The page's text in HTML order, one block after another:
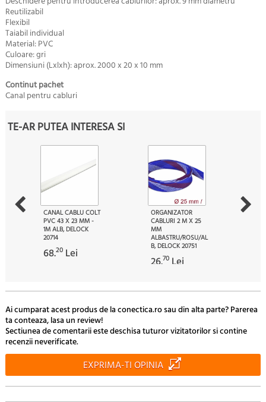
Reutilizabil
Flexibil
Taiabil individual
Material: PVC
Culoare: gri
Dimensiuni (Lxlxh): aprox. 2000 x 20 x 10 mm
Continut pachet
Canal pentru cabluri
TE-AR PUTEA INTERESA SI
CANAL CABLU COLT
PVC 43 X 23 MM -
1M ALB, DELOCK
20714
68.20 Lei
ORGANIZATOR
CABLURI 2 M X 25
MM
ALBASTRU/ROSU/AL
B, DELOCK 20751
26.70 Lei
Ai cumparat acest produs de la conectica.ro sau din alta parte? Parerea
ta conteaza, lasa un review!
Sectiunea de comentarii este deschisa tuturor vizitatorilor si contine
recenzii neverificate.
EXPRIMA-TI OPINIA